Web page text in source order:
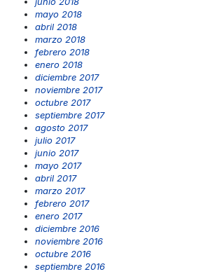
mayo 2018
abril 2018
marzo 2018
febrero 2018
enero 2018
diciembre 2017
noviembre 2017
octubre 2017
septiembre 2017
agosto 2017
julio 2017
junio 2017
mayo 2017
abril 2017
marzo 2017
febrero 2017
enero 2017
diciembre 2016
noviembre 2016
octubre 2016
septiembre 2016